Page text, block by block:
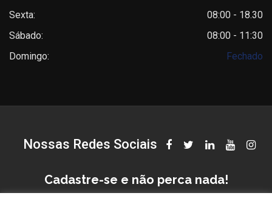
Sexta:
08:00 - 18.30
Sábado:
08:00 - 11:30
Domingo:
Fechado
Nossas Redes Sociais
Cadastre-se e não perca nada!